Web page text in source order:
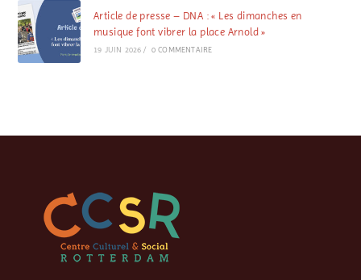
Article de presse – DNA : « Les dimanches en
musique font vibrer la place Arnold »
19 JUIN 2026 / 0 COMMENTAIRE